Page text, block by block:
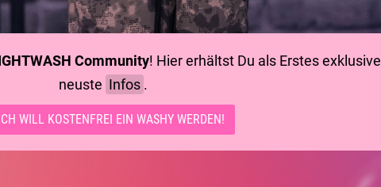
Community! Hier erhältst Du als Erstes exklusive
neuste Infos .
ICH WILL KOSTENFREI EIN WASHY WERDEN!